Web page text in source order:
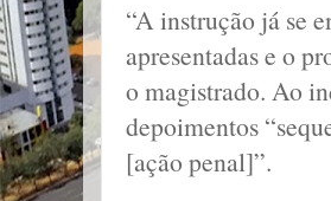
“A instrução já se
apresentadas e o
o magistrado. Ao
depoimentos
[ação penal]”.